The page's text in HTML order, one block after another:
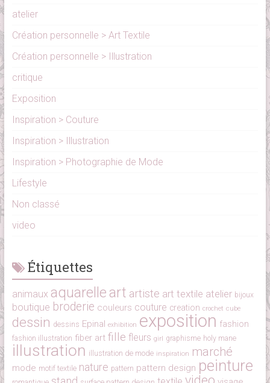
atelier
Création personnelle > Art Textile
Création personnelle > Illustration
critique
Exposition
Inspiration > Couture
Inspiration > Illustration
Inspiration > Photographie de Mode
Lifestyle
Non classé
video
Étiquettes
animaux aquarelle art artiste art textile atelier bijoux
boutique broderie couleurs couture creation crochet cube
dessin dessins Epinal exhibition exposition fashion
fashion illustration fiber art fille fleurs girl graphisme holy mane
illustration illustration de mode inspiration marché
mode motif textile nature pattern pattern design peinture